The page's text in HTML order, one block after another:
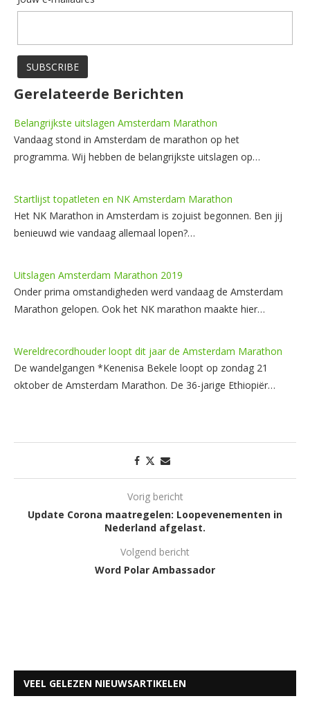
Gerelateerde Berichten
Belangrijkste uitslagen Amsterdam Marathon
Vandaag stond in Amsterdam de marathon op het
programma. Wij hebben de belangrijkste uitslagen op…
Startlijst topatleten en NK Amsterdam Marathon
Het NK Marathon in Amsterdam is zojuist begonnen. Ben jij
benieuwd wie vandaag allemaal lopen?…
Uitslagen Amsterdam Marathon 2019
Onder prima omstandigheden werd vandaag de Amsterdam
Marathon gelopen. Ook het NK marathon maakte hier…
Wereldrecordhouder loopt dit jaar de Amsterdam Marathon
De wandelgangen *Kenenisa Bekele loopt op zondag 21
oktober de Amsterdam Marathon. De 36-jarige Ethiopiër…
Vorig bericht
Update Corona maatregelen: Loopevenementen in
Nederland afgelast.
Volgend bericht
Word Polar Ambassador
VEEL GELEZEN NIEUWSARTIKELEN